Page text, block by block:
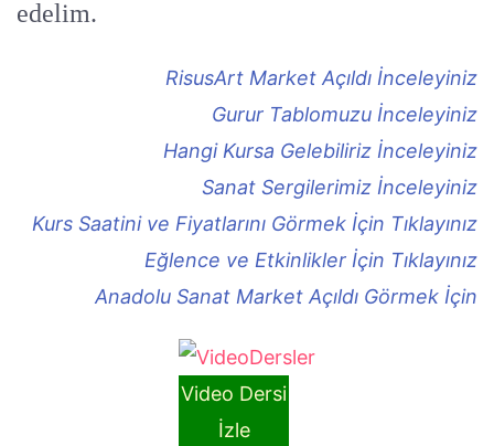
edelim.
RisusArt Market Açıldı İnceleyiniz
Gurur Tablomuzu İnceleyiniz
Hangi Kursa Gelebiliriz İnceleyiniz
Sanat Sergilerimiz İnceleyiniz
Kurs Saatini ve Fiyatlarını Görmek İçin Tıklayınız
Eğlence ve Etkinlikler İçin Tıklayınız
Anadolu Sanat Market Açıldı Görmek İçin
Video Dersi
İzle